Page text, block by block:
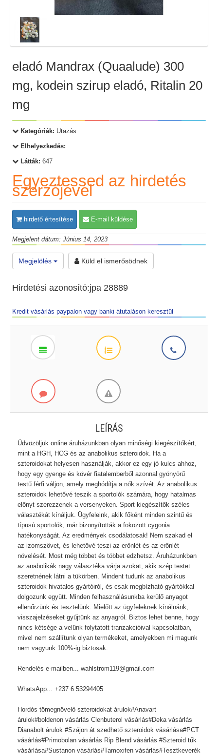
eladó Mandrax (Quaalude) 300
mg, kodein szirup eladó, Ritalin 20
mg
Kategóriák: Utazás
Elhelyezkedés:
Látták: 647
Egyeztessed az hirdetés
szerzőjével
hirdető értesítése E-mail küldése
Megjelent dátum: Június 14, 2023
Megjelölés Küld el ismerősödnek
Hirdetési azonosító:jpa 28889
Kredit vásárlás paypalon vagy banki átutaláson keresztül
LEÍRÁS
Üdvözöljük online áruházunkban olyan minőségi kiegészítőkért,
mint a HGH, HCG és az anabolikus szteroidok. Ha a
szteroidokat helyesen használják, akkor ez egy jó kulcs ahhoz,
hogy egy gyenge és kövér fiatalemberből azonnal gyönyörű
testű férfi váljon, amely meghódítja a nők szívét. Az anabolikus
szteroidok lehetővé teszik a sportolók számára, hogy hatalmas
előnyt szerezzenek a versenyeken. Sport kiegészítők széles
választékát kínáljuk. Ügyfeleink, akik főként minden szintű és
típusú sportolók, már bizonyították a fokozott cygonia
hatékonyságát. Az eredmények csodálatosak! Nem szakad el
az izomszövet, és lehetővé teszi az erőnlét és az erőnlét
növelését. Most még többet és többet edzhetsz. Áruházunkban
az anabolikák nagy választéka várja azokat, akik szép testet
szeretnének látni a tükörben. Mindent tudunk az anabolikus
szteroidok hivatalos gyártóiról, és csak megbízható gyártókkal
dolgozunk együtt. Minden felhasználásunkba kerülő anyagot
ellenőrzünk és tesztelünk. Mielőtt az ügyfeleknek kínálnánk,
visszajelzéseket gyűjtünk az anyagról. Biztos lehet benne, hogy
nincs kétsége a velünk folytatott tranzakcióival kapcsolatban,
mivel nem szállítunk olyan termékeket, amelyekben mi magunk
nem vagyunk 100%-ig biztosak.
Rendelés e-mailben... wahlstrom119@gmail.com
WhatsApp... +237 6 53294405
Hordós tömegnövelő szteroidokat árulok#Anavart
árulok#boldenon vásárlás Clenbuterol vásárlás#Deka vásárlás
Dianabolt árulok #Szájon át szedhető szteroidok vásárlása#PCT
vásárlás#Primobolan vásárlás Rip Blend vásárlás #Szteroid tűk
vásárlása#Sustanon vásárlás#Tamoxifen vásárlás#Tesztkeverék